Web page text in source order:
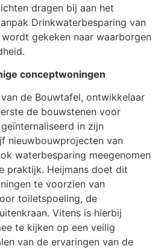
dragen bij aan het
Drinkwaterbesparing van
gekeken naar waarborgen
conceptwoningen
de Bouwtafel, ontwikkelaar
de bouwstenen voor
in zijn
nieuwbouwprojecten van
waterbesparing meegenomen
praktijk. Heijmans doet dit
te voorzien van
toiletspoeling, de
Vitens is hierbij
te kijken op een veilig
van de ervaringen van de